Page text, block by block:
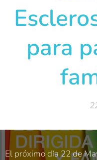
para
El próximo día 22 de